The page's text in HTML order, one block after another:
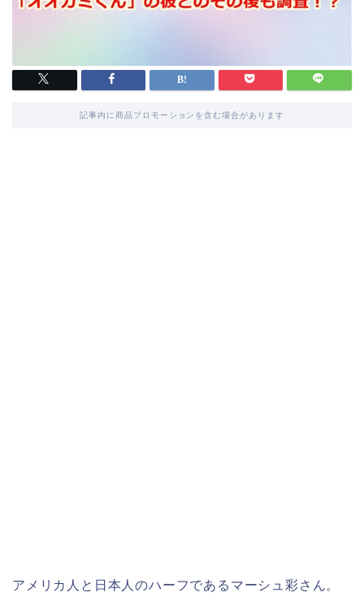
記事内に商品プロモーションを含む場合があります
アメリカ人と日本人のハーフであるマーシュ彩さん。